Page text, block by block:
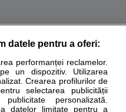
Ele nu pot substitui consultul
fie medicul Dvs., fie unul dintre
datele pentru a oferi:
performanței reclamelor.
un dispozitiv. Utilizarea
Crearea profilurilor de
selectarea publicității
personalizată.
datelor limitate pentru a